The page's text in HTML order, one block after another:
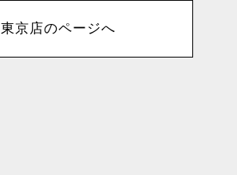
東京店のページへ